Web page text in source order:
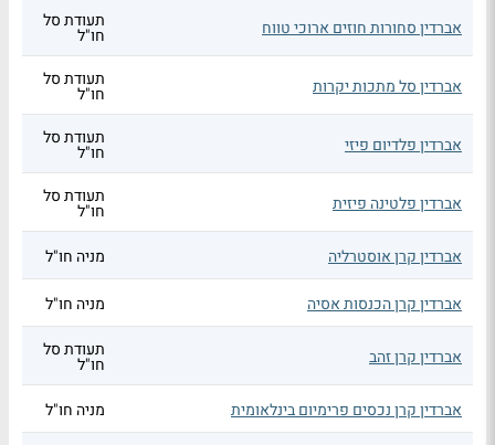
אברדין סחורות חוזים ארוכי טווח תעודת סל
חו"ל
אברדין סל מתכות יקרות תעודת סל
חו"ל
אברדין פלדיום פיזי תעודת סל
חו"ל
אברדין פלטינה פיזית תעודת סל
חו"ל
אברדין קרן אוסטרליה
מניה חו"ל
אברדין קרן הכנסות אסיה מניה חו"ל
אברדין קרן זהב תעודת סל
חו"ל
אברדין קרן נכסים פרימיום בינלאומית
מניה חו"ל